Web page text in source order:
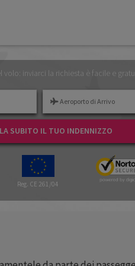
CALCOLA SUBITO
volo: inviarci la richiesta è facile e
SUBITO IL TUO INDENNIZZO
Reg. CE 261/04